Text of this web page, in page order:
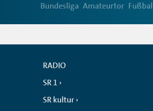
Bundesliga Amateurtor
RADIO
SR 1
SR kultur